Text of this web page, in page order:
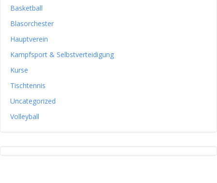
Basketball
Blasorchester
Hauptverein
Kampfsport & Selbstverteidigung
Kurse
Tischtennis
Uncategorized
Volleyball